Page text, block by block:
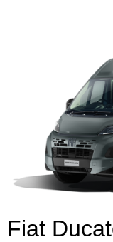
Fiat